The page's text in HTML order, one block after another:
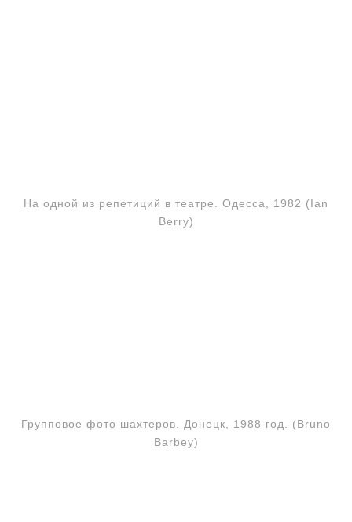
На одной из репетиций в театре. Одесса, 1982 (Ian
Berry)
Групповое фото шахтеров. Донецк, 1988 год. (Bruno
Barbey)